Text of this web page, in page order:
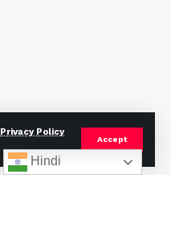
Privacy Policy
Accept
Hindi